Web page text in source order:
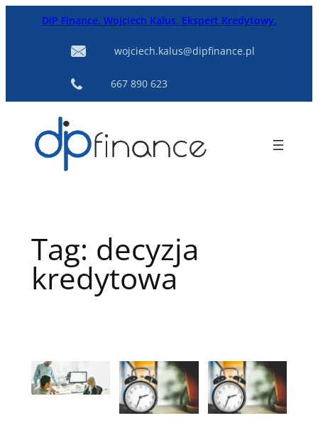
PrzejdźDiP Finance. Wojciech Kalus. Ekspert Kredytowy.
wojciech.kalus@dipfinance.pl
667 890 623
Tag: decyzja
kredytowa